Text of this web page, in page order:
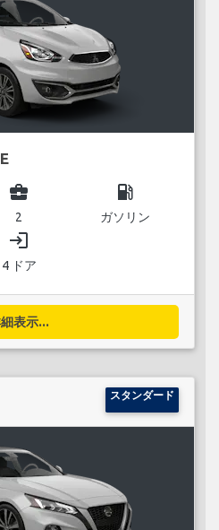
business_center
2
local_gas_station
ガソリン
login
4 ドア
表示...
スタンダード